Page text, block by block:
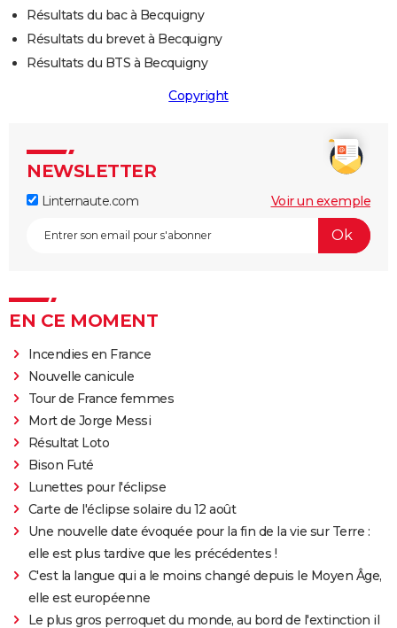
Résultats du bac à Becquigny
Résultats du brevet à Becquigny
Résultats du BTS à Becquigny
Copyright
NEWSLETTER
Linternaute.com Voir un exemple
EN CE MOMENT
Incendies en France
Nouvelle canicule
Tour de France femmes
Mort de Jorge Messi
Résultat Loto
Bison Futé
Lunettes pour l'éclipse
Carte de l'éclipse solaire du 12 août
Une nouvelle date évoquée pour la fin de la vie sur Terre :
elle est plus tardive que les précédentes !
C'est la langue qui a le moins changé depuis le Moyen Âge,
elle est européenne
Le plus gros perroquet du monde, au bord de l'extinction il